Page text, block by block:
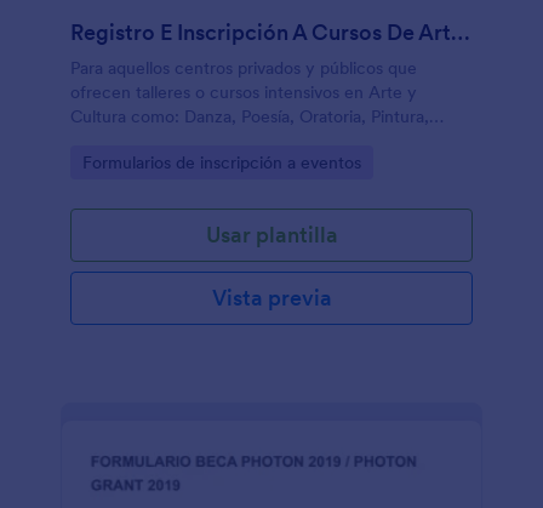
Registro E Inscripción A Cursos De Arte Y Cultura
Para aquellos centros privados y públicos que
ofrecen talleres o cursos intensivos en Arte y
Cultura como: Danza, Poesía, Oratoria, Pintura,
Corto. Este formulario es la solución, ya que
los campos concernientes al tipo de curso elegido y
al centro o plantel donde se imparte.
Go to Category:
Formularios de inscripción a eventos
Usar plantilla
Vista previa